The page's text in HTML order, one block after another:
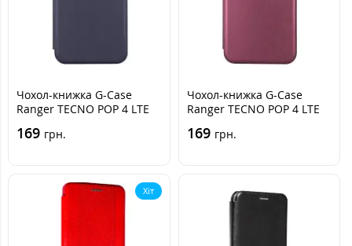
Чохол-книжка G-Case
Ranger TECNO POP 4 LTE
169 грн.
Чохол-книжка G-Case
Ranger TECNO POP 4 LTE
169 грн.
Хіт